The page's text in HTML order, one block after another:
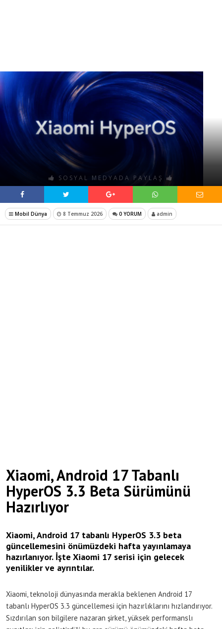
SOSYAL MEDYADA PAYLAŞ
Mobil Dünya 8 Temmuz 2026 0 YORUM admin
Xiaomi, Android 17 Tabanlı
HyperOS 3.3 Beta Sürümünü
Hazırlıyor
Xiaomi, Android 17 tabanlı HyperOS 3.3 beta
güncellemesini önümüzdeki hafta yayınlamaya
hazırlanıyor. İşte Xiaomi 17 serisi için gelecek
yenilikler ve ayrıntılar.
Xiaomi, teknoloji dünyasında merakla beklenen Android 17
tabanlı HyperOS 3.3 güncellemesi için hazırlıklarını hızlandırıyor.
Sızdırılan son bilgilere nazaran şirket, yüksek performanslı